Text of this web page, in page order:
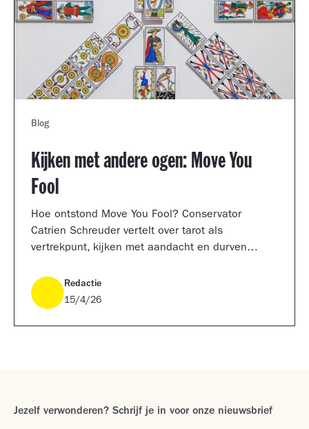
Blog
Kijken met andere ogen: Move You
Fool
Hoe ontstond Move You Fool? Conservator
Catrien Schreuder vertelt over tarot als
vertrekpunt, kijken met aandacht en durven
Redactie
15/4/26
Jezelf verwonderen? Schrijf je in voor onze nieuwsbrief